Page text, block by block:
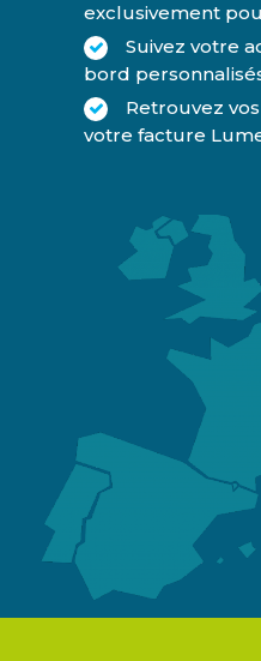
exclusivement
Suivez votre
bord
Retrouvez
votre facture